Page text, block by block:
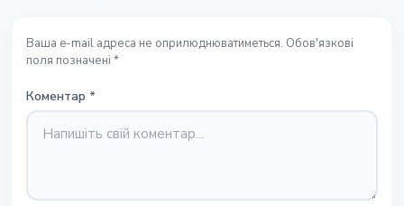
Ваша e-mail адреса не оприлюднюватиметься. Обов'язкові
поля позначені *
Коментар *